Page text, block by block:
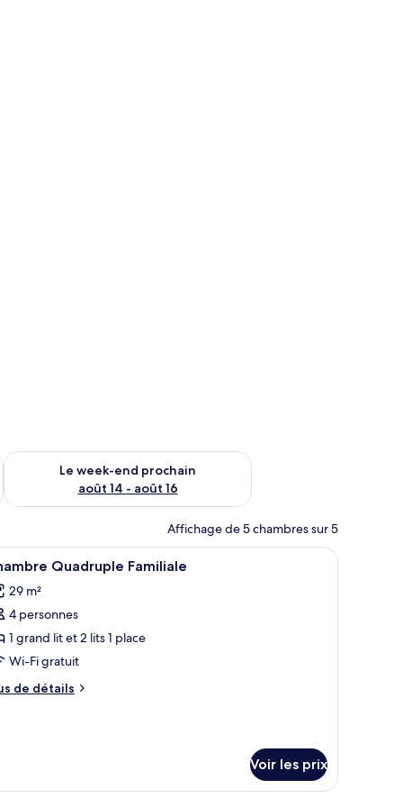
août 7 - août 9
Le week-end prochain
août 14 - août 16
Vérifier la disponibilité pour le week-end prochain août 14 -
Affichage de 5 chambres sur 5
un bureau, une chaise, un miroir, des toilettes et un espace douche.
Une chambre d’hôtel avec deux lits, une
9 Quadruple Familiale
29 m²
4 personnes
1 grand lit et 2 lits 1 place
Wi-Fi gratuit
de détails
Voir les prix